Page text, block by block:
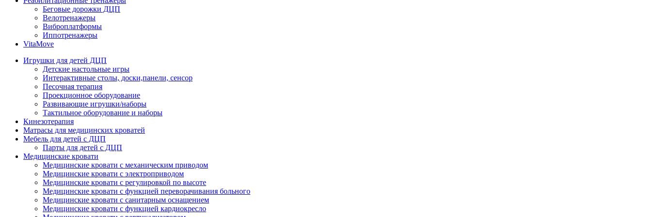
Беговые дорожки ДЦП
Велотренажеры
Виброплатформы
Иппотренажеры
VitaMove
Игрушки для детей ДЦП
Детские настольные игры
Интерактивные столы, доски,панели, сенсор
Песочная терапия
Проекционное оборудование
Развивающие игрушки/наборы
Тактильное оборудование и наборы
Кинезотерапия
Матрасы для медицинских кроватей
Мебель для детей с ДЦП
Парты для детей с ДЦП
Медицинские кровати
Медицинские кровати с механическим приводом
Медицинские кровати с электроприводом
Медицинские кровати с регулировкой по высоте
Медицинские кровати с функцией переворачивания больного
Медицинские кровати с санитарным оснащением
Медицинские кровати с функцией кардиокресло